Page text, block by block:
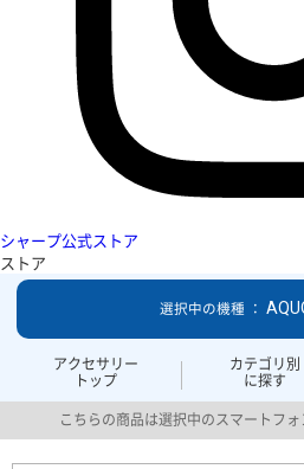
シャープ公式ストア
ストア
アクセサリー
トップ
カテゴリ別
に探す
選択中の機種 ：
こちらの商品は選択中のスマートフォ